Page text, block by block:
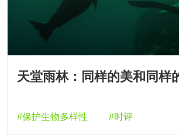
天堂雨林：同样的美和同样
#保护生物多样性 #时评